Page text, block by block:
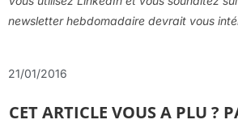
newsletter hebdomadaire devrait vous
21/01/2016
CET ARTICLE VOUS A PLU ?